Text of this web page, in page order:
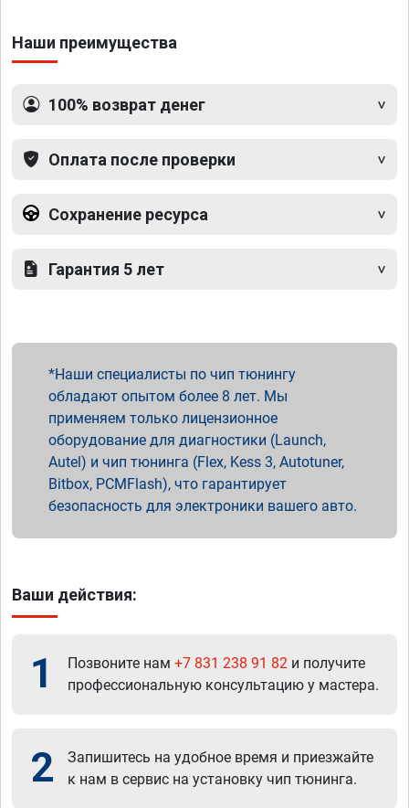
Наши преимущества
100% возврат денег
Оплата после проверки
Сохранение ресурса
Гарантия 5 лет
Наши специалисты по чип тюнингу
обладают опытом более 8 лет. Мы
применяем только лицензионное
оборудование для диагностики (Launch,
Autel) и чип тюнинга (Flex, Kess 3, Autotuner,
Bitbox, PCMFlash), что гарантирует
безопасность для электроники вашего авто.
Ваши действия:
1 Позвоните нам +7 831 238 91 82 и получите
профессиональную консультацию у мастера.
2
Запишитесь на удобное время и приезжайте
к нам в сервис на установку чип тюнинга.